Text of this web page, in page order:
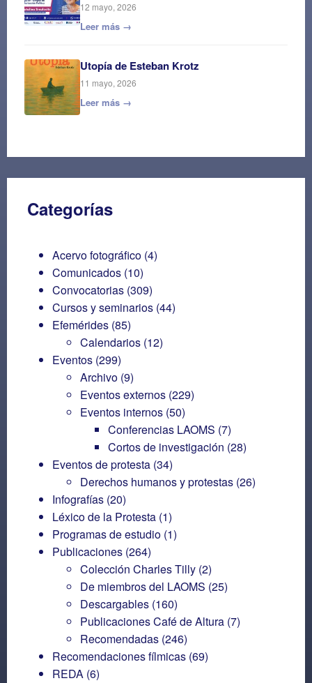
12 mayo, 2026
Leer más →
Utopía de Esteban Krotz
11 mayo, 2026
Leer más →
Categorías
Acervo fotográfico (4)
Comunicados (10)
Convocatorias (309)
Cursos y seminarios (44)
Efemérides (85)
Calendarios (12)
Eventos (299)
Archivo (9)
Eventos externos (229)
Eventos internos (50)
Conferencias LAOMS (7)
Cortos de investigación (28)
Eventos de protesta (34)
Derechos humanos y protestas (26)
Infografías (20)
Léxico de la Protesta (1)
Programas de estudio (1)
Publicaciones (264)
Colección Charles Tilly (2)
De miembros del LAOMS (25)
Descargables (160)
Publicaciones Café de Altura (7)
Recomendadas (246)
Recomendaciones fílmicas (69)
REDA (6)